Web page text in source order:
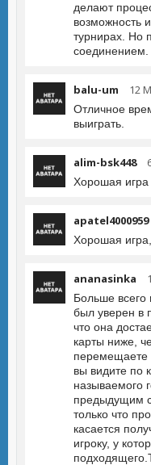
делают
возможность
турнирах. Но
balu-um 12
Отличное
выиграть.
alim-bsk448
Хорошая
apatel4000959
Хорошая игра,
ananasinka
Больше всего
был уверен в
что она
карты ниже,
перемещаете
вы видите по
называемого
предыдущим
только что
касается
игроку, у